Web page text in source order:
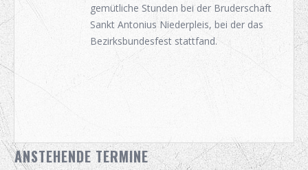
gemütliche Stunden bei der Bruderschaft
Sankt Antonius Niederpleis, bei der das
Bezirksbundesfest stattfand.
ANSTEHENDE TERMINE